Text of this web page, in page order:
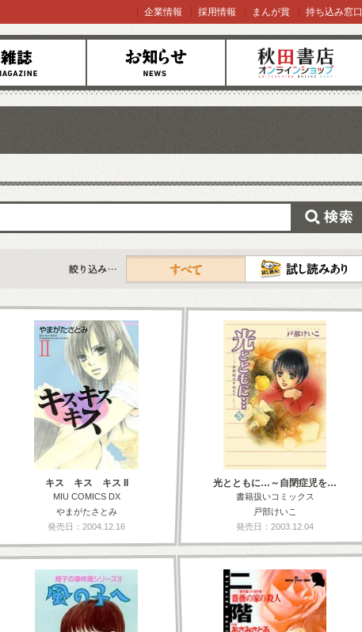
お知らせ オンラインショップ
企業情報 採用情報 まんが賞 持ち込み窓口
すべて
キス キス キス II
MIU COMICS DX
やまがたさとみ
発売日：2004.12.16
光とともに…～自閉症児を…
書籍扱いコミックス
戸部けいこ
発売日：2003.12.04